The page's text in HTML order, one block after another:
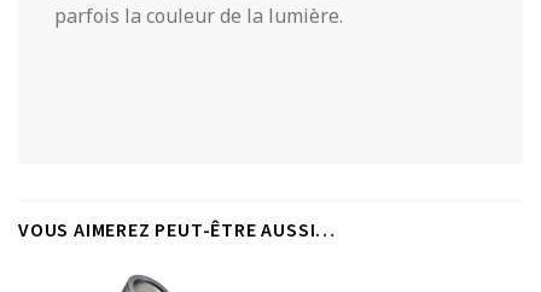
parfois la couleur de la lumière.
VOUS AIMEREZ PEUT-ÊTRE AUSSI…